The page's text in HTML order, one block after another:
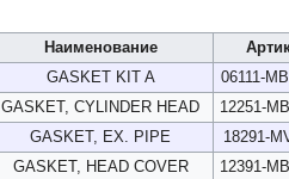
Наименование
GASKET KIT A
06111-
GASKET, CYLINDER HEAD
12251-
GASKET, EX. PIPE
18291-
GASKET, HEAD COVER
12391-